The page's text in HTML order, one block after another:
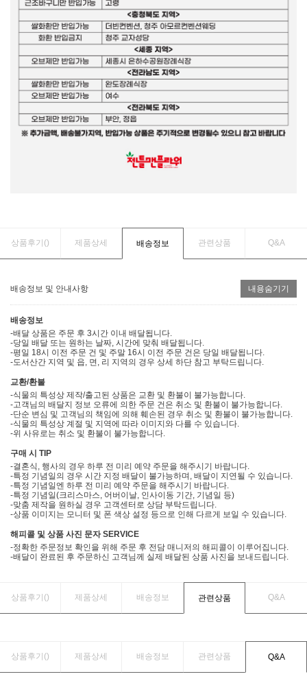
상품후기() 제품상세 배송정보 관련상품 Q&A
배송정보 및 안내사항 내용숨기기
배송정보
-배달 상품은 주문 후 3시간 이내 배달됩니다.
-당일 배달 또는 원하는 날짜, 시간에 맞춰 배달됩니다.
-평일 18시 이전 주문 건 및 주말 16시 이전 주문 건은 당일 배달됩니다.
-도서산간 지역 및 읍, 면, 리 지역의 경우 상세 하단 참고 부탁드립니다.
교환/환불
-식물의 특성상 제작/출고된 상품은 교환 및 환불이 불가능합니다.
-고객님의 배달지 정보 오류에 의한 주문 건은 취소 및 환불이 불가능합니다.
-단순 변심 및 고객님의 책임에 의해 훼손된 경우 취소 및 환불이 불가능합니다.
-식물의 특성상 계절 및 지역에 따라 이미지와 다를 수 있습니다.
-위 사유로는 취소 및 환불이 불가능합니다.
구매 시 TIP
-결혼식, 행사의 경우 하루 전 미리 예약 주문을 해주시기 바랍니다.
-특정 기념일의 경우 시간 지정 배달이 불가능하며, 배달이 지연될 수 있습니다.
-특정 기념일엔 하루 전 미리 예약 주문을 해주시기 바랍니다.
-특정 기념일(크리스마스, 어버이날, 인사이동 기간, 기념일 등)
-맞춤 제작을 원하실 경우 고객센터로 상담 부탁드립니다.
-상품 이미지는 모니터 및 폰 색상 설정 등으로 인해 다르게 보일 수 있습니다.
해피콜 및 상품 사진 문자 SERVICE
-정확한 주문정보 확인을 위해 주문 후 전담 매니저의 해피콜이 이루어집니다.
-배달이 완료된 후 주문하신 고객님께 실제 배달된 상품 사진을 보내드립니다.
상품후기() 제품상세 배송정보 관련상품 Q&A
상품후기() 제품상세 배송정보 관련상품 Q&A